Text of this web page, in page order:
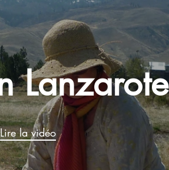
Lanzarote
Lire la vidéo